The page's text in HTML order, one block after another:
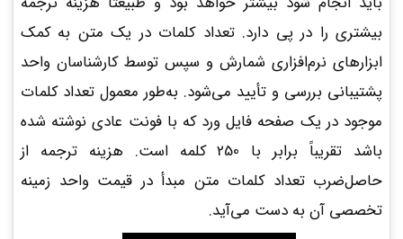
بیشتری را در پی دارد. تعداد کلمات در یک متن به کمک
ابزارهای نرم‌افزاری شمارش و سپس توسط کارشناسان واحد
پشتیبانی بررسی و تأیید می‌شود. به‌طور معمول تعداد کلمات
موجود در یک صفحه فایل ورد که با فونت عادی نوشته‌ شده
باشد تقریباً برابر با 250 کلمه است. هزینه ترجمه از
حاصل‌ضرب تعداد کلمات متن مبدأ در قیمت واحد زمینه
تخصصی آن به دست می‌آید.